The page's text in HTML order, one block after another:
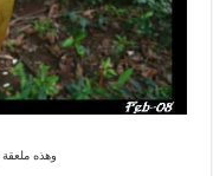
وهذه